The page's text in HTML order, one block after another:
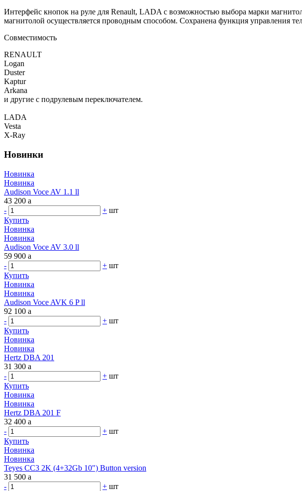
Интерфейс кнопок на руле для Renault, LADA с возможностью выбора марки
магнитолой осуществляется проводным способом. Сохранена функция управления
Совместимость
RENAULT
Logan
Duster
Kaptur
Arkana
и другие c подрулевым переключателем.
LADA
Vesta
X-Ray
Новинки
Новинка
Новинка
Audison Voce AV 1.1 ll
43 200 a
-
+ шт
Купить
Новинка
Новинка
Audison Voce AV 3.0 ll
59 900 a
-
+ шт
Купить
Новинка
Новинка
Audison Voce AVK 6 P ll
92 100 a
-
+ шт
Купить
Новинка
Новинка
Hertz DBA 201
31 300 a
-
+ шт
Купить
Новинка
Новинка
Hertz DBA 201 F
32 400 a
-
+ шт
Купить
Новинка
Новинка
Teyes CC3 2K (4+32Gb 10") Button version
31 500 a
-
+ шт